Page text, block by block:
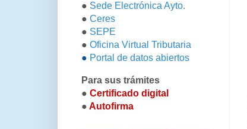
● Sede Electrónica Ayto.
● Ceres
● SEPE
● Oficina Virtual Tributaria
● Portal de datos abiertos
Para sus trámites
● Certificado digital
● Autofirma